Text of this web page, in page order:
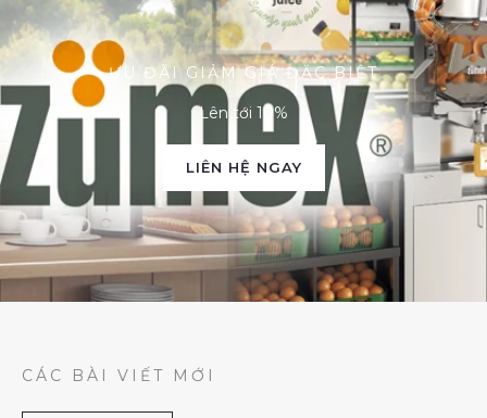
ƯU ĐÃI GIẢM GIÁ ĐẶC BIỆT
Lên tới 10%
LIÊN HỆ NGAY
CÁC BÀI VIẾT MỚI